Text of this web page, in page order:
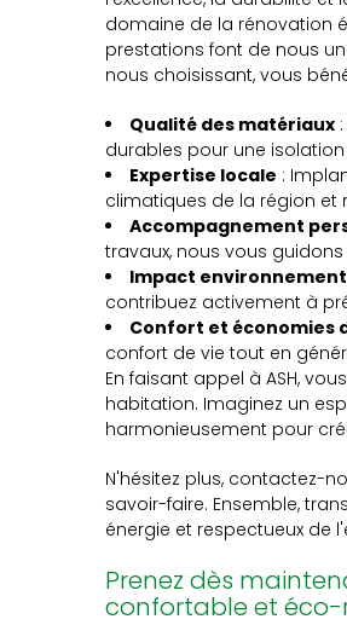
domaine de la rénovation
prestations font de nous
nous choisissant, vous
Qualité des matériaux
durables pour une
Expertise locale :
climatiques de la région
Accompagnement
travaux, nous vous
Impact
contribuez activement à
Confort et économies
confort de vie tout en
En faisant appel à ASH,
habitation. Imaginez un
harmonieusement pour
N'hésitez plus, contactez-
savoir-faire. Ensemble,
énergie et respectueux de
Prenez dès
confortable et éco-